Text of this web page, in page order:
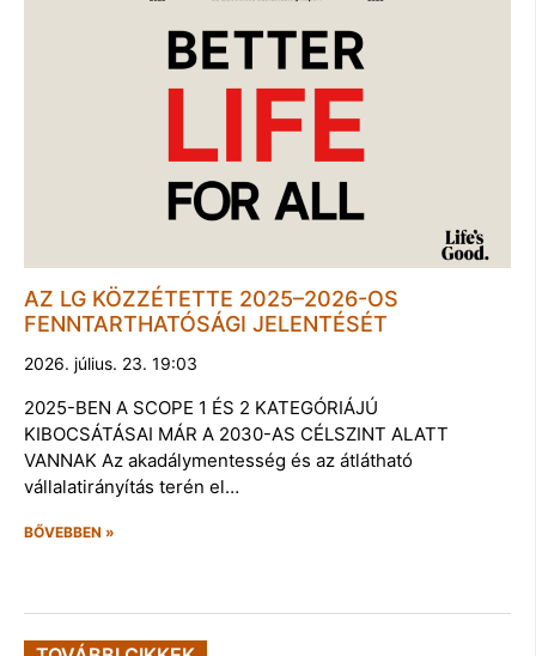
AZ LG KÖZZÉTETTE 2025–2026-OS
FENNTARTHATÓSÁGI JELENTÉSÉT
2026. július. 23. 19:03
2025-BEN A SCOPE 1 ÉS 2 KATEGÓRIÁJÚ
KIBOCSÁTÁSAI MÁR A 2030-AS CÉLSZINT ALATT
VANNAK Az akadálymentesség és az átlátható
vállalatirányítás terén el…
BŐVEBBEN »